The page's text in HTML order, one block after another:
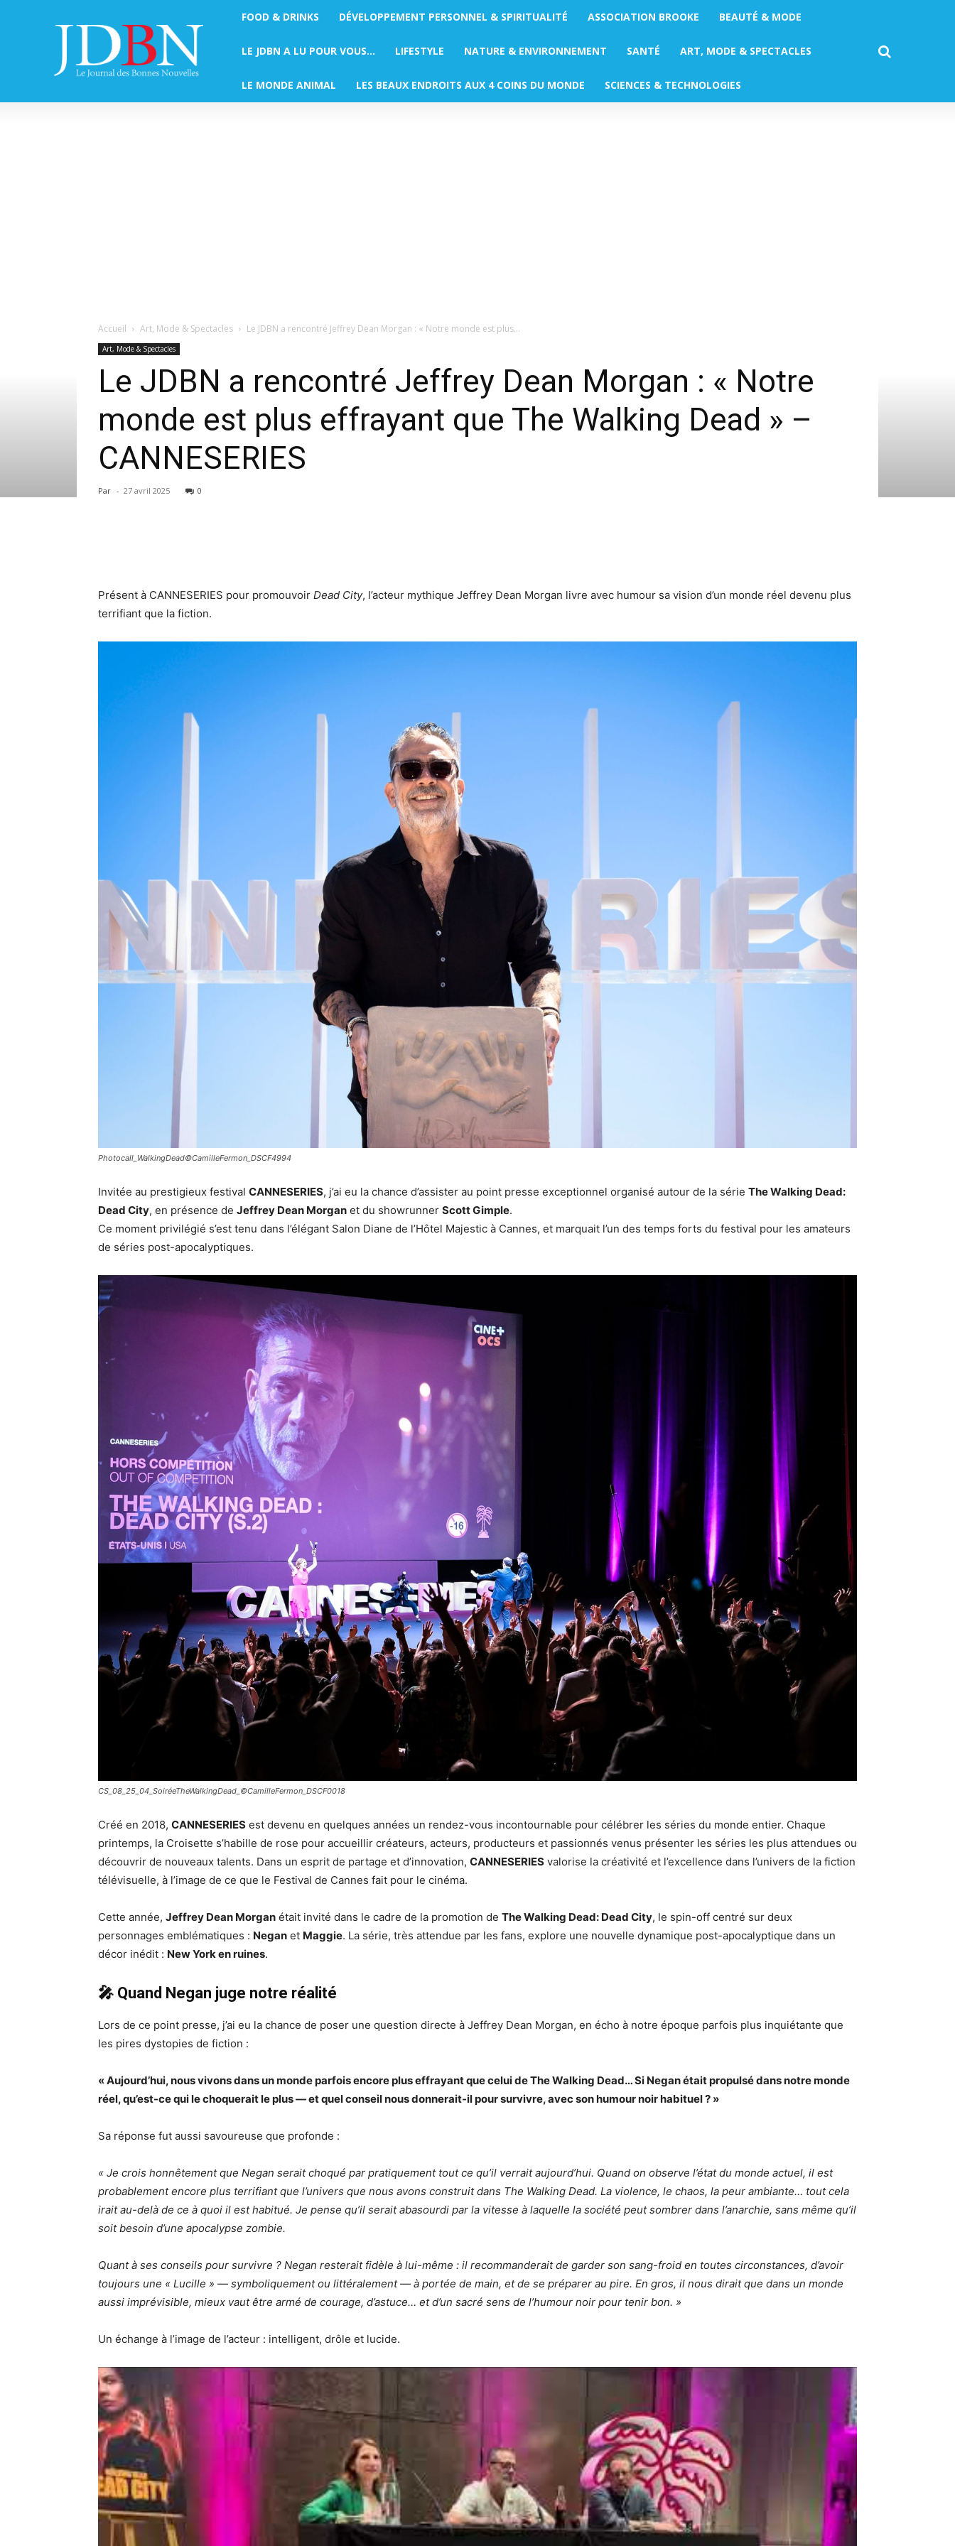
FOOD & DRINKS DÉVELOPPEMENT PERSONNEL & SPIRITUALITÉ ASSOCIATION BROOKE BEAUTÉ & MODE
LE JDBN A LU POUR VOUS… LIFESTYLE NATURE & ENVIRONNEMENT SANTÉ ART, MODE & SPECTACLES
LE MONDE ANIMAL LES BEAUX ENDROITS AUX 4 COINS DU MONDE SCIENCES & TECHNOLOGIES
Accueil Art, Mode & Spectacles Le JDBN a rencontré Jeffrey Dean Morgan : « Notre monde est plus...
Art, Mode & Spectacles
Le JDBN a rencontré Jeffrey Dean Morgan : « Notre
monde est plus effrayant que The Walking Dead » –
CANNESERIES
Par - 27 avril 2025 0
Présent à CANNESERIES pour promouvoir Dead City, l’acteur mythique Jeffrey Dean Morgan livre avec humour sa vision d’un monde réel devenu plus
terrifiant que la fiction.
Photocall_WalkingDead©CamilleFermon_DSCF4994
Invitée au prestigieux festival CANNESERIES, j’ai eu la chance d’assister au point presse exceptionnel organisé autour de la série The Walking Dead:
Dead City, en présence de Jeffrey Dean Morgan et du showrunner Scott Gimple.
Ce moment privilégié s’est tenu dans l’élégant Salon Diane de l’Hôtel Majestic à Cannes, et marquait l’un des temps forts du festival pour les amateurs
de séries post-apocalyptiques.
CS_08_25_04_SoiréeTheWalkingDead_©CamilleFermon_DSCF0018
Créé en 2018, CANNESERIES est devenu en quelques années un rendez-vous incontournable pour célébrer les séries du monde entier. Chaque
printemps, la Croisette s’habille de rose pour accueillir créateurs, acteurs, producteurs et passionnés venus présenter les séries les plus attendues ou
découvrir de nouveaux talents. Dans un esprit de partage et d’innovation, CANNESERIES valorise la créativité et l’excellence dans l’univers de la fiction
télévisuelle, à l’image de ce que le Festival de Cannes fait pour le cinéma.
Cette année, Jeffrey Dean Morgan était invité dans le cadre de la promotion de The Walking Dead: Dead City, le spin-off centré sur deux
personnages emblématiques : Negan et Maggie. La série, très attendue par les fans, explore une nouvelle dynamique post-apocalyptique dans un
décor inédit : New York en ruines.
🎤 Quand Negan juge notre réalité
Lors de ce point presse, j’ai eu la chance de poser une question directe à Jeffrey Dean Morgan, en écho à notre époque parfois plus inquiétante que
les pires dystopies de fiction :
« Aujourd’hui, nous vivons dans un monde parfois encore plus effrayant que celui de The Walking Dead… Si Negan était propulsé dans notre monde
réel, qu’est-ce qui le choquerait le plus — et quel conseil nous donnerait-il pour survivre, avec son humour noir habituel ? »
Sa réponse fut aussi savoureuse que profonde :
« Je crois honnêtement que Negan serait choqué par pratiquement tout ce qu’il verrait aujourd’hui. Quand on observe l’état du monde actuel, il est
probablement encore plus terrifiant que l’univers que nous avons construit dans The Walking Dead. La violence, le chaos, la peur ambiante… tout cela
irait au-delà de ce à quoi il est habitué. Je pense qu’il serait abasourdi par la vitesse à laquelle la société peut sombrer dans l’anarchie, sans même qu’il
soit besoin d’une apocalypse zombie.
Quant à ses conseils pour survivre ? Negan resterait fidèle à lui-même : il recommanderait de garder son sang-froid en toutes circonstances, d’avoir
toujours une « Lucille » — symboliquement ou littéralement — à portée de main, et de se préparer au pire. En gros, il nous dirait que dans un monde
aussi imprévisible, mieux vaut être armé de courage, d’astuce… et d’un sacré sens de l’humour noir pour tenir bon. »
Un échange à l’image de l’acteur : intelligent, drôle et lucide.